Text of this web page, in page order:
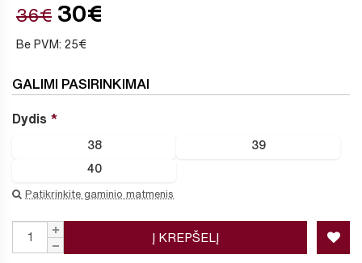
36€ 30€
Be PVM: 25€
GALIMI PASIRINKIMAI
Dydis
38 39
40
Patikrinkite gaminio matmenis
Į KREPŠELĮ